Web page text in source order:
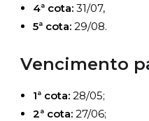
4ª cota: 31/07,
5ª cota: 29/08.
Vencimento
1ª cota: 28/05;
2ª cota: 27/06;